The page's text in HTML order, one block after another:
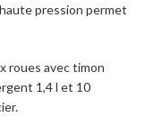
pression permet
roues avec timon
1,4 l et 10